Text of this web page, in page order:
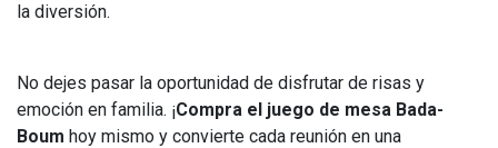
la diversión.
No dejes pasar la oportunidad de disfrutar de risas y
emoción en familia. ¡Compra el juego de mesa Bada-
Boum hoy mismo y convierte cada reunión en una